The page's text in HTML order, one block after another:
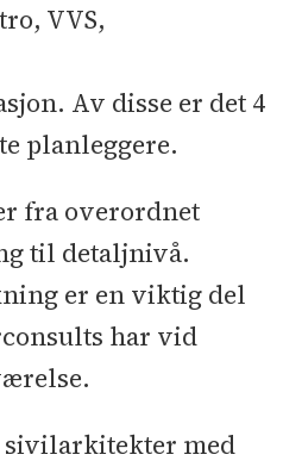
VVS,
Av disse er det 4
planleggere.
fra overordnet
til detaljnivå.
er en viktig del
har vid
med